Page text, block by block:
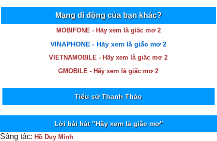
Mạng di động của bạn khác?
MOBIFONE - Hãy xem là giấc mơ 2
VINAPHONE - Hãy xem là giấc mơ 2
VIETNAMOBILE - Hãy xem là giấc mơ 2
GMOBILE - Hãy xem là giấc mơ 2
Tiểu sử Thanh Thảo
Lời bài hát "Hãy xem là giấc mơ"
Sáng tác: Hồ Duy Minh